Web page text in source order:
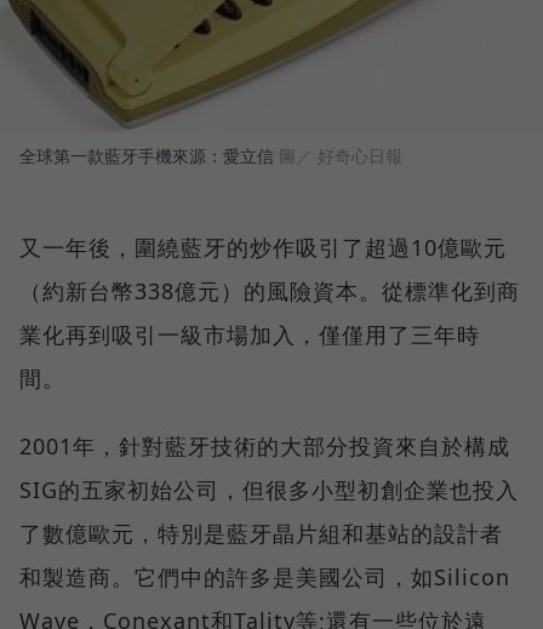
全球第一款藍牙手機來源：愛立信 圖／ 好奇心日報
又一年後，圍繞藍牙的炒作吸引了超過10億歐元
（約新台幣338億元）的風險資本。從標準化到商
業化再到吸引一級市場加入，僅僅用了三年時
間。
2001年，針對藍牙技術的大部分投資來自於構成
SIG的五家初始公司，但很多小型初創企業也投入
了數億歐元，特別是藍牙晶片組和基站的設計者
和製造商。它們中的許多是美國公司，如Silicon
Wave，Conexant和Tality等;還有一些位於遠